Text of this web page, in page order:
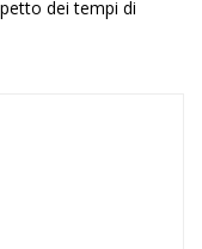
dei tempi di